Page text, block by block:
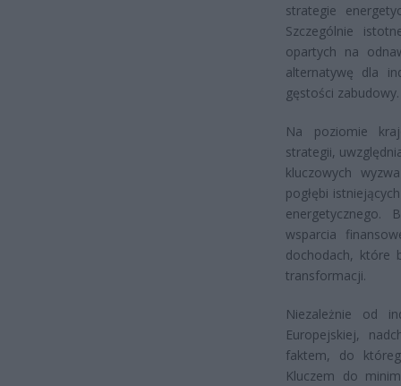
strategie
Szczególnie
opartych na
alternatywę dla
gęstości zabudowy.
Na poziomie
strategii,
kluczowych
pogłębi
energetycznego.
wsparcia
dochodach, które
transformacji.
Niezależnie od
Europejskiej,
faktem, do
Kluczem do